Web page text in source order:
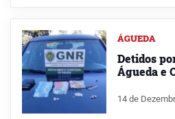
ÁGUEDA
Detidos
Águeda e
14 de